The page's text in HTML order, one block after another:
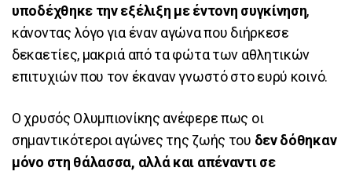
υποδέχθηκε την εξέλιξη με έντονη συγκίνηση,
κάνοντας λόγο για έναν αγώνα που διήρκεσε
δεκαετίες, μακριά από τα φώτα των αθλητικών
επιτυχιών που τον έκαναν γνωστό στο ευρύ κοινό.
Ο χρυσός Ολυμπιονίκης ανέφερε πως οι
σημαντικότεροι αγώνες της ζωής του δεν δόθηκαν
μόνο στη θάλασσα, αλλά και απέναντι σε